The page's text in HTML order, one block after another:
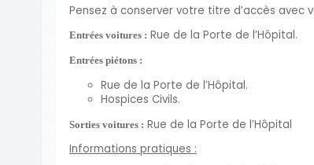
Pensez à conserver votre titre d’accès avec
Entrées voitures : Rue de la Porte de l’Hôpital.
Entrées piétons :
Rue de la Porte de l’Hôpital.
Hospices Civils.
Sorties voitures : Rue de la Porte de l’Hôpital
Informations pratiques :